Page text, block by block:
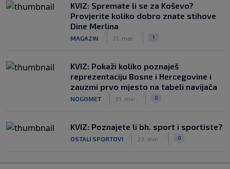
KVIZ: Spremate li se za Koševo?
Provjerite koliko dobro znate stihove
Dine Merlina
MAGAZIN 31. mar. 1
KVIZ: Pokaži koliko poznaješ
reprezentaciju Bosne i Hercegovine i
zauzmi prvo mjesto na tabeli navijača
NOGOMET 31. mar. 0
KVIZ: Poznajete li bh. sport i sportiste?
OSTALI SPORTOVI 23. mar. 0